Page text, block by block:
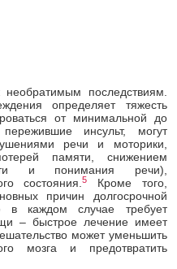
последствиям.
определяет тяжесть
от минимальной до
инсульт, могут
речи и моторики,
памяти, снижением
и понимания речи),
состояния.5
Кроме того,
причин долгосрочной
в каждом случае требует
– быстрое лечение имеет
может уменьшить
мозга и предотвратить